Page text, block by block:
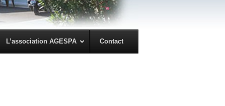
L’association AGESPA Contact
← Précédent Suivant →